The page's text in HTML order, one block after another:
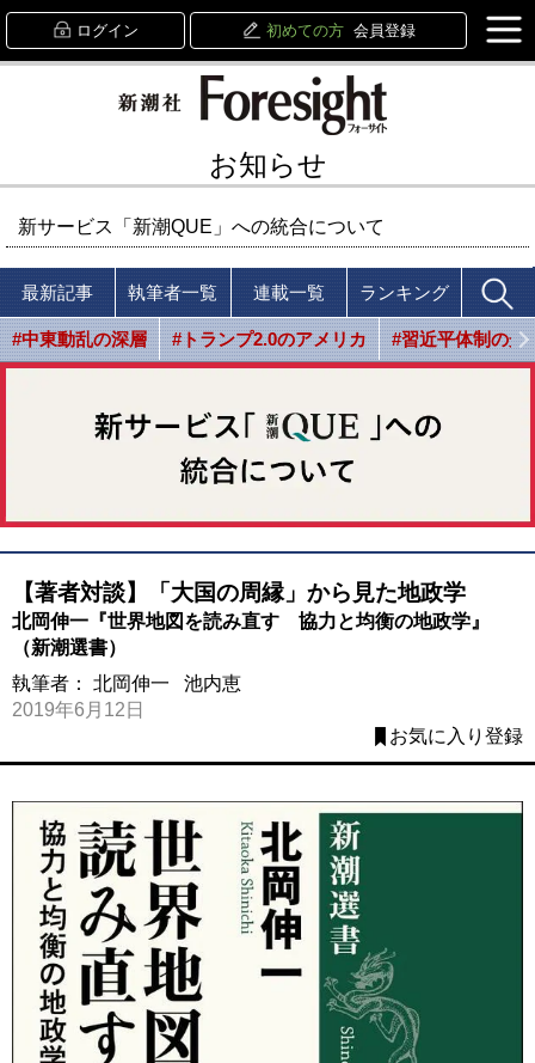
ログイン 初めての方 会員登録
お知らせ
新サービス「新潮QUE」への統合について
最新記事 執筆者一覧 連載一覧 ランキング
#中東動乱の深層 #トランプ2.0のアメリカ #習近平体制の光
【著者対談】「大国の周縁」から見た地政学
北岡伸一『世界地図を読み直す 協力と均衡の地政学』
（新潮選書）
執筆者： 北岡伸一
池内恵
2019年6月12日
お気に入り登録